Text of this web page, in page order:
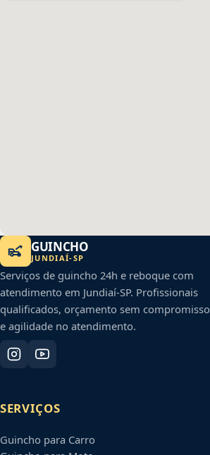
GUINCHO
JUNDIAÍ-SP
Serviços de guincho 24h e reboque com
atendimento em Jundiaí-SP. Profissionais
qualificados, orçamento sem compromisso
e agilidade no atendimento.
SERVIÇOS
Guincho para Carro